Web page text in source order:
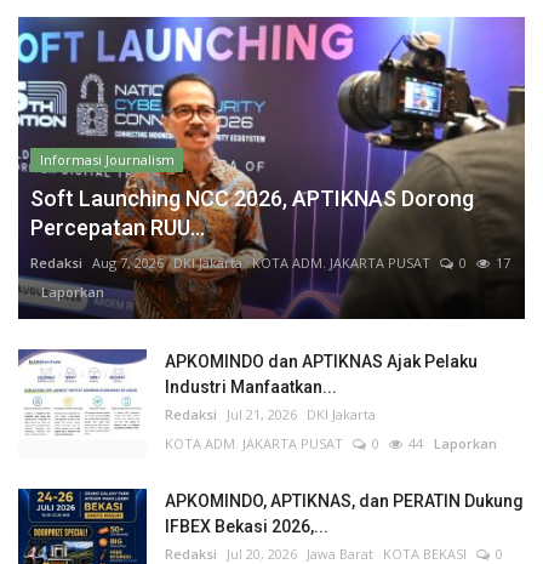
Informasi Journalism
Soft Launching NCC 2026, APTIKNAS Dorong
Percepatan RUU...
Redaksi Aug 7, 2026 DKI Jakarta KOTA ADM. JAKARTA PUSAT 0
17
Laporkan
APKOMINDO dan APTIKNAS Ajak Pelaku
Industri Manfaatkan...
Redaksi Jul 21, 2026 DKI Jakarta
KOTA ADM. JAKARTA PUSAT
0 44 Laporkan
APKOMINDO, APTIKNAS, dan PERATIN Dukung
IFBEX Bekasi 2026,...
Redaksi Jul 20, 2026 Jawa Barat KOTA BEKASI
0